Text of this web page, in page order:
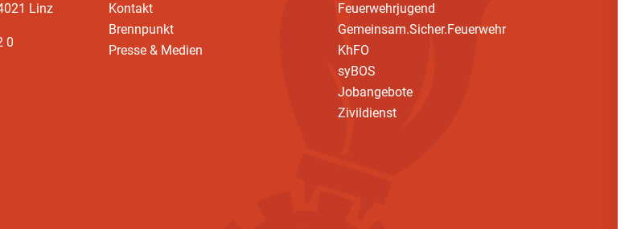
Linz
0
Kontakt
Brennpunkt
Presse & Medien
Feuerwehrjugend
Gemeinsam.Sicher.Feuerwehr
KhFO
syBOS
Jobangebote
Zivildienst